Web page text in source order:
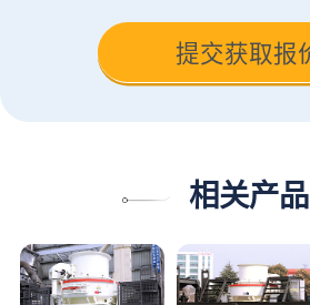
相关产品